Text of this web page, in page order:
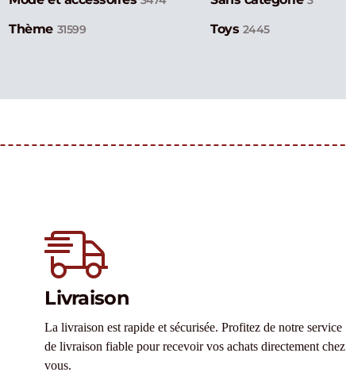
Thème 31599 Toys 2445
Livraison
La livraison est rapide et sécurisée. Profitez de notre service
de livraison fiable pour recevoir vos achats directement chez
vous.